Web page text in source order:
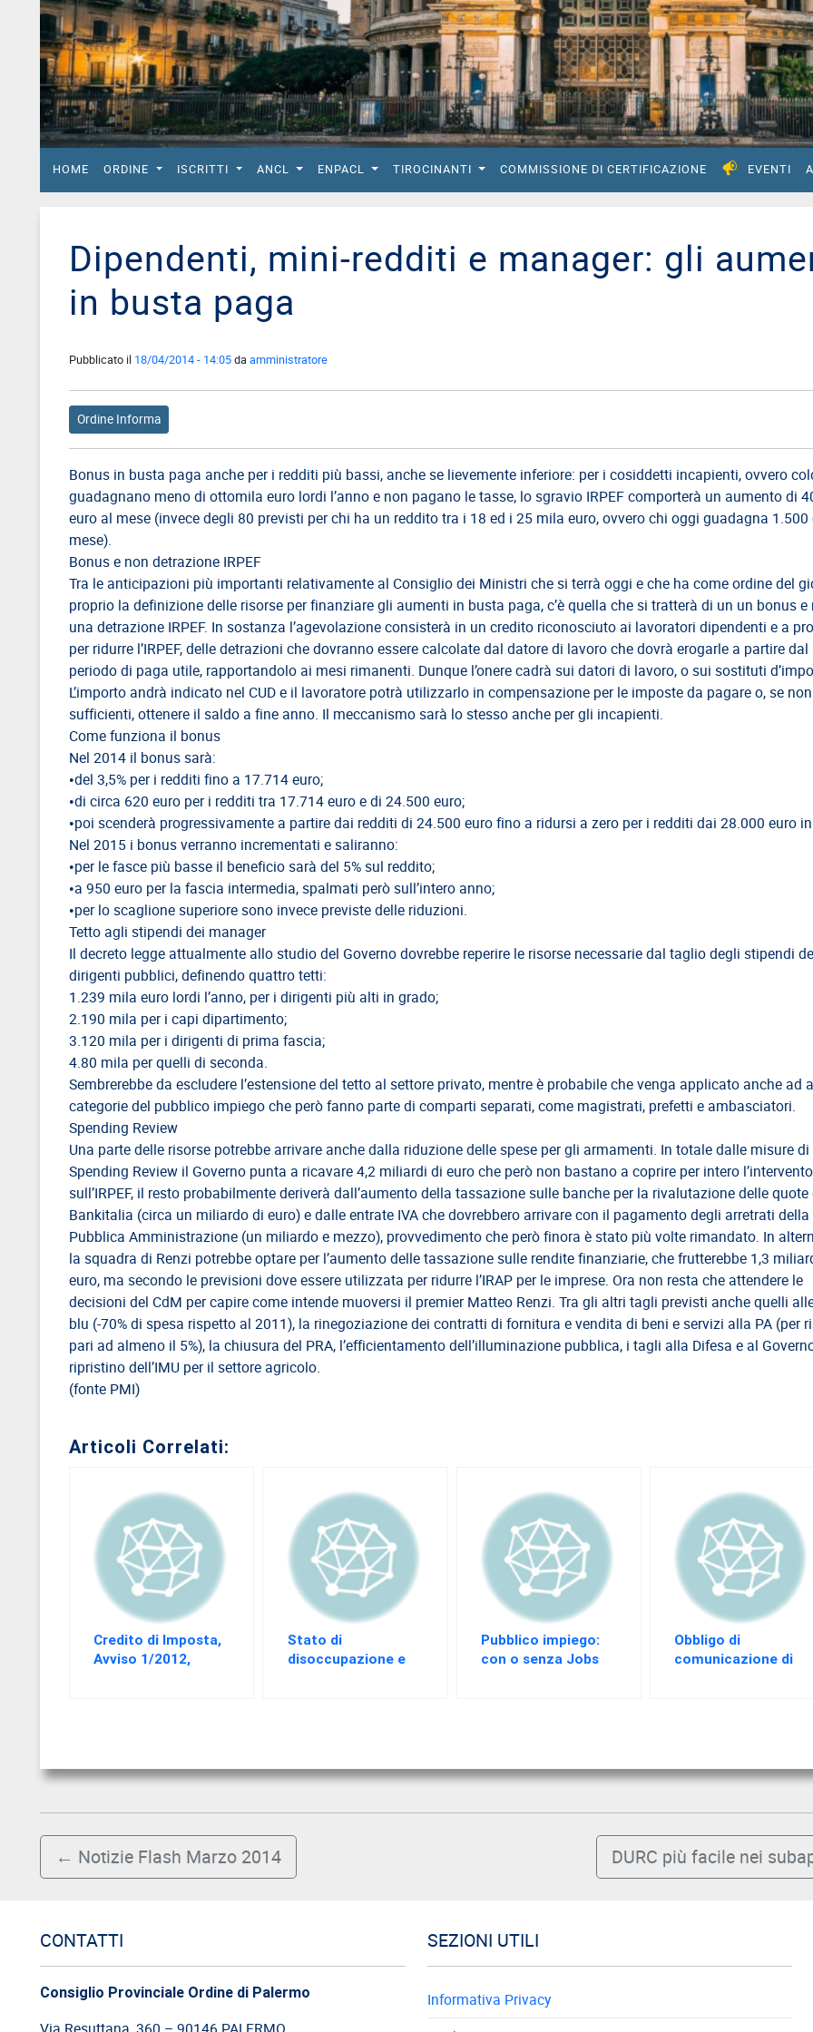
HOME ORDINE ISCRITTI ANCL ENPACL TIROCINANTI COMMISSIONE DI CERTIFICAZIONE EVENTI
del
Lavoro
Ricerca
Iscritti
Modulistica
Norme
e
Regolamenti
Direttivo
A.S.G.C.D.L.
Direttivo
Documenti
ASGCDL
TIROCINANTI
Tirocinanti
Banca
Tirocinanti
Modulistica
Normativa
COMMISSIONE
CERTIFICAZIONE
RISERVATA
Dipendenti, mini-redditi e manager: gli
in busta paga
Pubblicato il 18/04/2014 - 14:05daamministratore
Ordine Informa
Bonus in busta paga anche per i redditi più bassi, anche se lievemente inferiore: per i cosiddetti incapienti, ovvero
guadagnano meno di ottomila euro lordi l’anno e non pagano le tasse, lo sgravio IRPEF comporterà un aumento di
euro al mese (invece degli 80 previsti per chi ha un reddito tra i 18 ed i 25 mila euro, ovvero chi oggi guadagna 1.500
mese).
Bonus e non detrazione IRPEF
Tra le anticipazioni più importanti relativamente al Consiglio dei Ministri che si terrà oggi e che ha come ordine del
proprio la definizione delle risorse per finanziare gli aumenti in busta paga, c’è quella che si tratterà di un un bonus e
una detrazione IRPEF. In sostanza l’agevolazione consisterà in un credito riconosciuto ai lavoratori dipendenti e a
per ridurre l’IRPEF, delle detrazioni che dovranno essere calcolate dal datore di lavoro che dovrà erogarle a partire
periodo di paga utile, rapportandolo ai mesi rimanenti. Dunque l’onere cadrà sui datori di lavoro, o sui sostituti
L’importo andrà indicato nel CUD e il lavoratore potrà utilizzarlo in compensazione per le imposte da pagare o, se
sufficienti, ottenere il saldo a fine anno. Il meccanismo sarà lo stesso anche per gli incapienti.
Come funziona il bonus
Nel 2014 il bonus sarà:
•del 3,5% per i redditi fino a 17.714 euro;
•di circa 620 euro per i redditi tra 17.714 euro e di 24.500 euro;
•poi scenderà progressivamente a partire dai redditi di 24.500 euro fino a ridursi a zero per i redditi dai 28.000 euro
Nel 2015 i bonus verranno incrementati e saliranno:
•per le fasce più basse il beneficio sarà del 5% sul reddito;
•a 950 euro per la fascia intermedia, spalmati però sull’intero anno;
•per lo scaglione superiore sono invece previste delle riduzioni.
Tetto agli stipendi dei manager
Il decreto legge attualmente allo studio del Governo dovrebbe reperire le risorse necessarie dal taglio degli stipendi
dirigenti pubblici, definendo quattro tetti:
1.239 mila euro lordi l’anno, per i dirigenti più alti in grado;
2.190 mila per i capi dipartimento;
3.120 mila per i dirigenti di prima fascia;
4.80 mila per quelli di seconda.
Sembrerebbe da escludere l’estensione del tetto al settore privato, mentre è probabile che venga applicato anche ad
categorie del pubblico impiego che però fanno parte di comparti separati, come magistrati, prefetti e ambasciatori.
Spending Review
Una parte delle risorse potrebbe arrivare anche dalla riduzione delle spese per gli armamenti. In totale dalle misure di
Spending Review il Governo punta a ricavare 4,2 miliardi di euro che però non bastano a coprire per intero l’intervento
sull’IRPEF, il resto probabilmente deriverà dall’aumento della tassazione sulle banche per la rivalutazione delle quote
Bankitalia (circa un miliardo di euro) e dalle entrate IVA che dovrebbero arrivare con il pagamento degli arretrati della
Pubblica Amministrazione (un miliardo e mezzo), provvedimento che però finora è stato più volte rimandato. In
la squadra di Renzi potrebbe optare per l’aumento delle tassazione sulle rendite finanziarie, che frutterebbe 1,3
euro, ma secondo le previsioni dove essere utilizzata per ridurre l’IRAP per le imprese. Ora non resta che attendere le
decisioni del CdM per capire come intende muoversi il premier Matteo Renzi. Tra gli altri tagli previsti anche quelli
blu (-70% di spesa rispetto al 2011), la rinegoziazione dei contratti di fornitura e vendita di beni e servizi alla PA (per
pari ad almeno il 5%), la chiusura del PRA, l’efficientamento dell’illuminazione pubblica, i tagli alla Difesa e al
ripristino dell’IMU per il settore agricolo.
(fonte PMI)
Articoli Correlati:
Credito di Imposta,
Avviso 1/2012,
Stato di
disoccupazione e
Pubblico impiego:
con o senza Jobs
Obbligo di
comunicazione di
← Notizie Flash Marzo 2014 DURC più facile nei
CONTATTI
Consiglio Provinciale Ordine di Palermo
SEZIONI UTILI
Informativa Privacy